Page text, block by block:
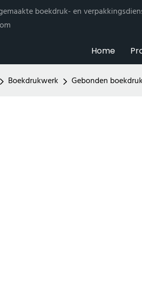
boekdruk- en
Home
Boekdrukwerk Gebonden boekdruk